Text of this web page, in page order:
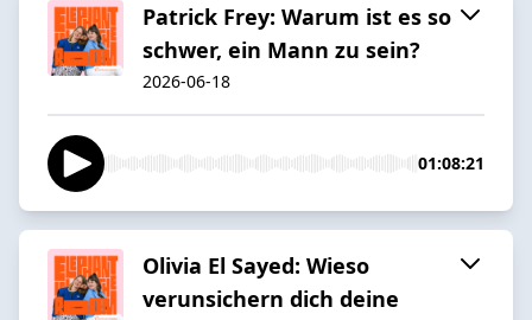
Patrick Frey: Warum ist es so
schwer, ein Mann zu sein?
2026-06-18
01:08:21
Olivia El Sayed: Wieso
verunsichern dich deine